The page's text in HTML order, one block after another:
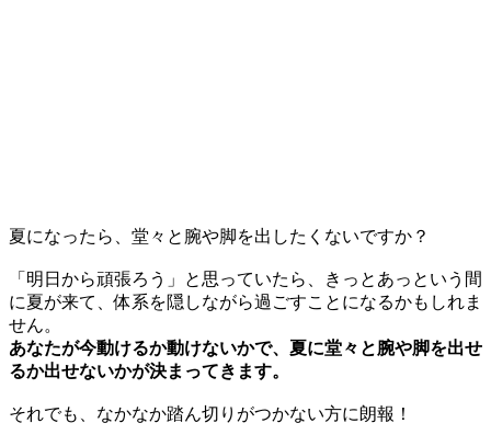
夏になったら、堂々と腕や脚を出したくないですか？
「明日から頑張ろう」と思っていたら、きっとあっという間
に夏が来て、体系を隠しながら過ごすことになるかもしれま
せん。
あなたが今動けるか動けないかで、夏に堂々と腕や脚を出せ
るか出せないかが決まってきます。
それでも、なかなか踏ん切りがつかない方に朗報！